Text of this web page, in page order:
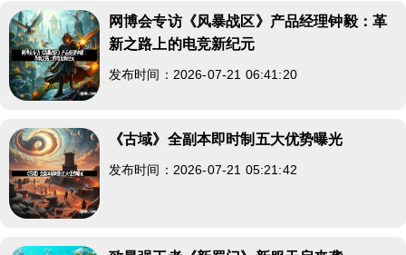
网博会专访《风暴战区》产品经理钟毅：革
新之路上的电竞新纪元
发布时间：2026-07-21 06:41:20
《古域》全副本即时制五大优势曝光
发布时间：2026-07-21 05:21:42